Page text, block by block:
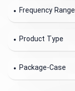
Frequency Range
Product Type
Package-Case